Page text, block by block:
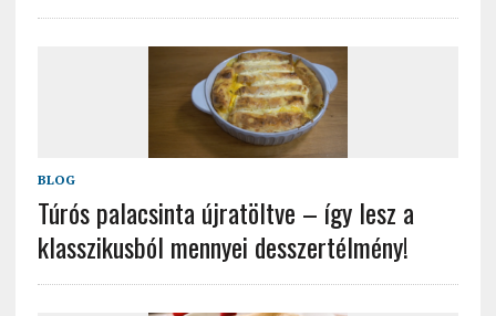
BLOG
Túrós palacsinta újratöltve – így lesz a
klasszikusból mennyei desszertélmény!